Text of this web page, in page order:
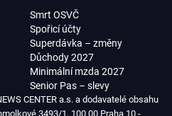
Smrt OSVČ
Spořicí účty
Superdávka – změny
Důchody 2027
Minimální mzda 2027
Senior Pas – slevy
CENTER a.s. a dodavatelé obsahu
3493/1, 100 00 Praha 10 -